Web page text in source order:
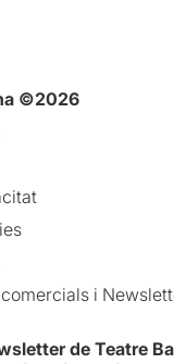
©2026
i
de Teatre